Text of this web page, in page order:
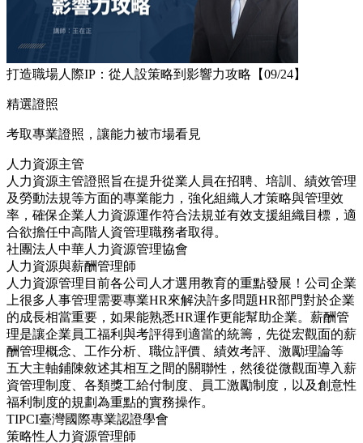
打造職場人際IP：從人設策略到影響力攻略【09/24】​
精選證照
考取專業證照，讓能力被市場看見
人力資源主管
人力資源主管證照旨在提升從業人員在招聘、培訓、績效管理
及勞動法規等方面的專業能力，強化組織人才策略與管理效
率，確保企業人力資源運作符合法規並有效支援組織目標，適
合欲擔任中高階人資管理職務者取得。
社團法人中華人力資源管理協會
人力資源與薪酬管理師
人力資源管理目前各公司人才選用教育的重點發展！公司企業
上很多人事管理需要專業HR來解決許多問題HR部門對於企業
的成長相當重要，如果能熟悉HR運作更能幫助企業。薪酬管
理是讓企業員工福利與考評得到適當的統籌，先從宏觀面的薪
酬管理概念、工作分析、職位評價、績效考評、激勵理論等
五大主軸鋪陳敘述其相互之間的關聯性，然後從微觀面導入薪
資管理制度、各類獎工給付制度、員工激勵制度，以及創意性
福利制度的規劃為重點的實務操作。
TIPCI臺灣國際專業認證學會
策略性人力資源管理師